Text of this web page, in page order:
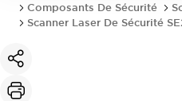
Composants De Sécurité
Scanner Laser De Sécurité